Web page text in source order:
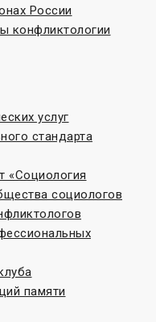
России
конфликтологии
услуг
стандарта
«Социoлогия
социологов
памяти